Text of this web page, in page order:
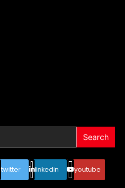
Search
twitter linkedin youtube